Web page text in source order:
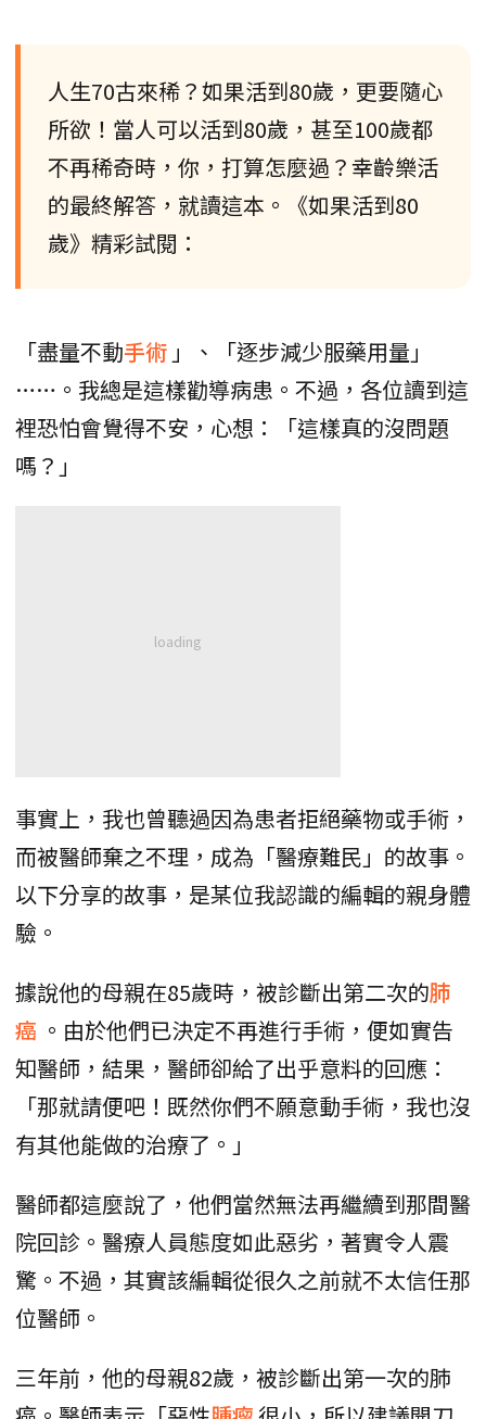
人生70古來稀？如果活到80歲，更要隨心
所欲！當人可以活到80歲，甚至100歲都
不再稀奇時，你，打算怎麼過？幸齡樂活
的最終解答，就讀這本。《如果活到80
歲》精彩試閱：
「盡量不動手術 」、「逐步減少服藥用量」
……。我總是這樣勸導病患。不過，各位讀到這
裡恐怕會覺得不安，心想：「這樣真的沒問題
嗎？」
事實上，我也曾聽過因為患者拒絕藥物或手術，
而被醫師棄之不理，成為「醫療難民」的故事。
以下分享的故事，是某位我認識的編輯的親身體
驗。
據說他的母親在85歲時，被診斷出第二次的肺
癌 。由於他們已決定不再進行手術，便如實告
知醫師，結果，醫師卻給了出乎意料的回應：
「那就請便吧！既然你們不願意動手術，我也沒
有其他能做的治療了。」
醫師都這麼說了，他們當然無法再繼續到那間醫
院回診。醫療人員態度如此惡劣，著實令人震
驚。不過，其實該編輯從很久之前就不太信任那
位醫師。
三年前，他的母親82歲，被診斷出第一次的肺